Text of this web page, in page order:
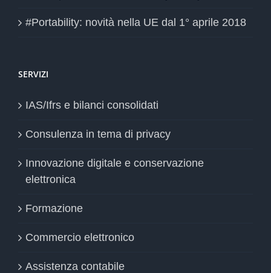
#Portability: novità nella UE dal 1° aprile 2018
SERVIZI
IAS/Ifrs e bilanci consolidati
Consulenza in tema di privacy
Innovazione digitale e conservazione
elettronica
Formazione
Commercio elettronico
Assistenza contabile